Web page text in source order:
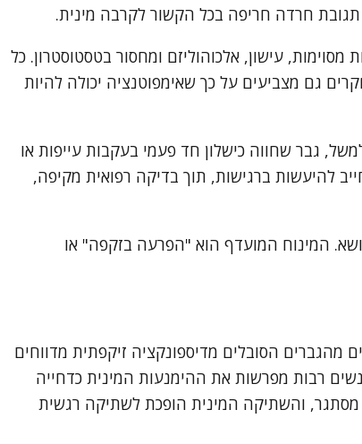
חרדה חריפה בכל הקשור לקרבה מינית.
עישון, אלכוהוליזם ומחסור בטסטוסטרון. כל
גם מצביעים על כך שאימפוטנציה יכולה להיות
גבר שחווה כישלון חד פעמי בעקבות עייפות או
להיעשות ברגישות, תוך בדיקה רפואית מקיפה,
המינוח המועדף הוא "הפרעה בזקפה" או
מהגברים הסובלים מדיספונקציה זיקפתית מדווחים
רבות מפרשות את ההימנעות המינית כדחייה
מסתגר, והשתיקה המינית הופכת לשתיקה רגשית